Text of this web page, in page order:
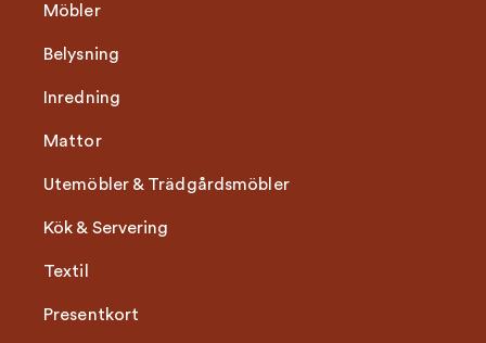
Möbler
Belysning
Inredning
Mattor
Utemöbler & Trädgårdsmöbler
Kök & Servering
Textil
Presentkort